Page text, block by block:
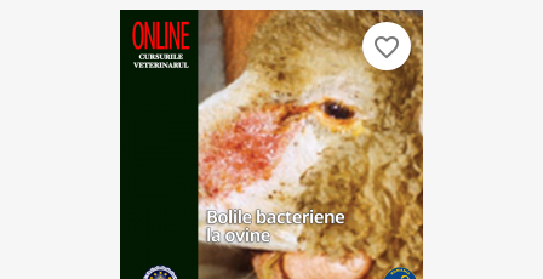
favorite_border